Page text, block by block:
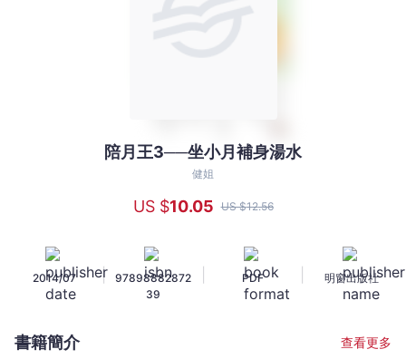
湯
陪月王3──坐小月補身湯水
健姐
US $10.05 US $12.56
2014/07 |
97898882872
39
PDF 明窗出版社
書籍簡介 查看更多